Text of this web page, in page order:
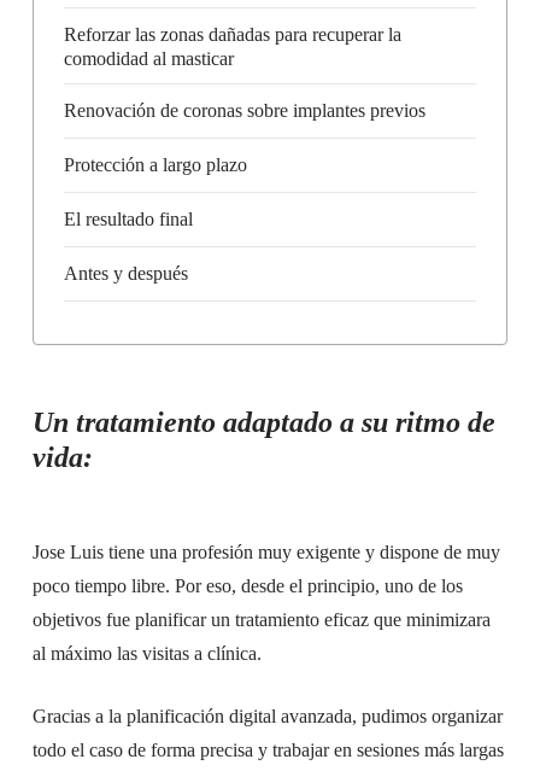
Reforzar las zonas dañadas para recuperar la
comodidad al masticar
Renovación de coronas sobre implantes previos
Protección a largo plazo
El resultado final
Antes y después
Un tratamiento adaptado a su ritmo de
vida:
Jose Luis tiene una profesión muy exigente y dispone de muy
poco tiempo libre. Por eso, desde el principio, uno de los
objetivos fue planificar un tratamiento eficaz que minimizara
al máximo las visitas a clínica.
Gracias a la planificación digital avanzada, pudimos organizar
todo el caso de forma precisa y trabajar en sesiones más largas